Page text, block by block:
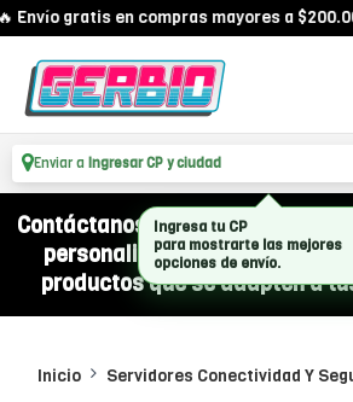
Envío gratis en compras mayores a
Enviar a Ingresar CP y ciudad
Contáctanos por WhatsApp y
personalizado para equipar a
productos que se adapten a
Inicio Servidores Conectividad Y